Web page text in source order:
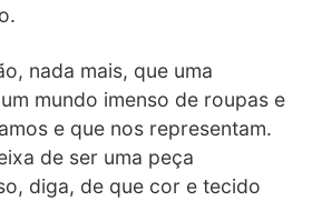
nada mais, que uma
mundo imenso de roupas e
e que nos representam.
de ser uma peça
diga, de que cor e tecido